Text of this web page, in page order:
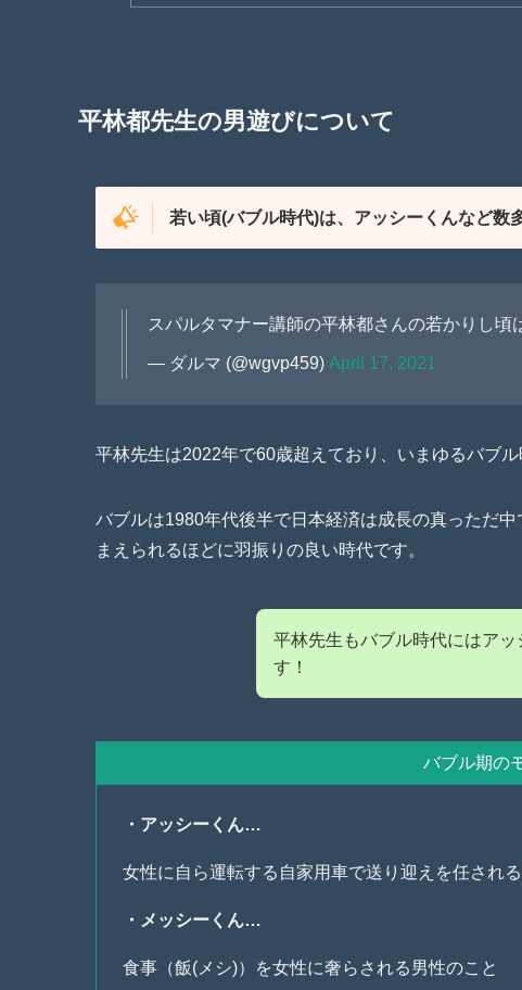
平林都先生の男遊びについて
若い頃(バブル時代)は、アッシーくんなど数
スパルタマナー講師の平林都さんの若かりし頃
— ダルマ (@wgvp459) April 17, 2021
平林先生は2022年で60歳超えており、いまゆるバブ
バブルは1980年代後半で日本経済は成長の真っただ
まえられるほどに羽振りの良い時代です。
平林先生もバブル時代にはア
す！
バブル期の
・アッシーくん…
女性に自ら運転する自家用車で送り迎えを任される
・メッシーくん…
食事（飯(メシ)）を女性に奢らされる男性のこと